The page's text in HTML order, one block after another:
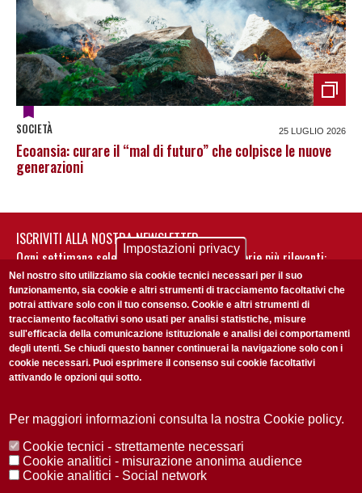
SOCIETÀ 25 LUGLIO 2026
Ecoansia: curare il “mal di futuro” che colpisce le nuove
generazioni
ISCRIVITI ALLA NOSTRA NEWSLETTER
Ogni settimana selezioniamo per te nostre storie più rilevanti:
non perderti gli aggiornamenti della nostra newsletter
Accetto laPrivacy Policy
Redazione Copyright Privacy
Area stampa
© 2025 Università di Padova
Impostazioni privacy
Nel nostro sito utilizziamo sia cookie tecnici necessari per il suo
funzionamento, sia cookie e altri strumenti di tracciamento facoltativi che
potrai attivare solo con il tuo consenso. Cookie e altri strumenti di
tracciamento facoltativi sono usati per analisi statistiche, misure
sull'efficacia della comunicazione istituzionale e analisi dei comportamenti
degli utenti. Se chiudi questo banner continuerai la navigazione solo con i
cookie necessari. Puoi esprimere il consenso sui cookie facoltativi
attivando le opzioni qui sotto.
Per maggiori informazioni consulta la nostra Cookie policy.
Cookie tecnici - strettamente necessari
Cookie analitici - misurazione anonima audience
Cookie analitici - Social network